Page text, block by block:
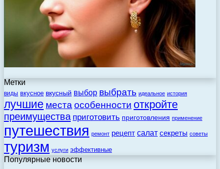
Метки
виды вкусное вкусный выбор выбрать идеальное история
лучшие места особенности откройте
преимущества приготовить приготовления применение
путешествия ремонт рецепт салат секреты советы
туризм услуги эффективные
Популярные новости